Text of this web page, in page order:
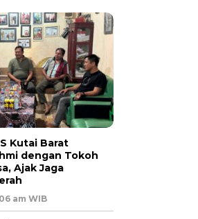
Kutai Barat
dengan Tokoh
Ajak Jaga
am WIB